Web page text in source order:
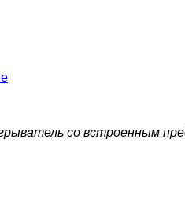
со встроенным